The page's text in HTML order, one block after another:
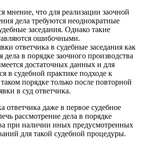
мнение, что для реализации заочной
дела требуются неоднократные
заседания. Однако такие
ошибочными.
ответчика в судебные заседания как
дела в порядке заочного производства
достаточных данных и для
в судебной практике подходе к
порядке только после повторной
в суд ответчика.
ответчика даже в первое судебное
рассмотрение дела в порядке
при наличии иных предусмотренных
для такой судебной процедуры.